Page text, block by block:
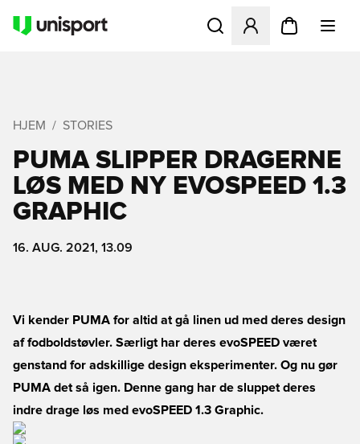
Åbner en Modal til at
HJEM STORIES
PUMA SLIPPER DRAGERNE
LØS MED NY EVOSPEED 1.3
GRAPHIC
16. AUG. 2021, 13.09
Vi kender PUMA for altid at gå linen ud med deres design
af fodboldstøvler. Særligt har deres evoSPEED været
genstand for adskillige design eksperimenter. Og nu gør
PUMA det så igen. Denne gang har de sluppet deres
indre drage løs med evoSPEED 1.3 Graphic.